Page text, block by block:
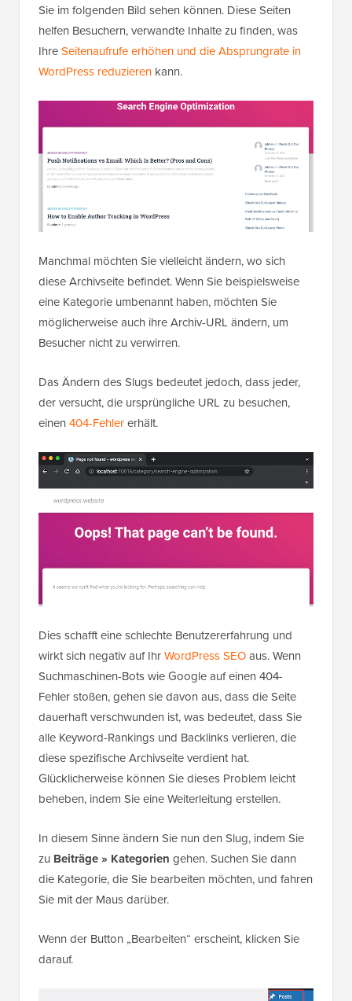
Sie im folgenden Bild sehen können. Diese Seiten
helfen Besuchern, verwandte Inhalte zu finden, was
IhreSeitenaufrufe erhöhen und die Absprungrate in
WordPress reduzieren kann.
Manchmal möchten Sie vielleicht ändern, wo sich
diese Archivseite befindet. Wenn Sie beispielsweise
eine Kategorie umbenannt haben, möchten Sie
möglicherweise auch ihre Archiv-URL ändern, um
Besucher nicht zu verwirren.
Das Ändern des Slugs bedeutet jedoch, dass jeder,
der versucht, die ursprüngliche URL zu besuchen,
einen 404-Fehlererhält.
Dies schafft eine schlechte Benutzererfahrung und
wirkt sich negativ auf IhrWordPress SEOaus. Wenn
Suchmaschinen-Bots wie Google auf einen 404-
Fehler stoßen, gehen sie davon aus, dass die Seite
dauerhaft verschwunden ist, was bedeutet, dass Sie
alle Keyword-Rankings und Backlinks verlieren, die
diese spezifische Archivseite verdient hat.
Glücklicherweise können Sie dieses Problem leicht
beheben, indem Sie eine Weiterleitung erstellen.
In diesem Sinne ändern Sie nun den Slug, indem Sie
zu Beiträge » Kategorien gehen. Suchen Sie dann
die Kategorie, die Sie bearbeiten möchten, und fahren
Sie mit der Maus darüber.
Wenn der Button „Bearbeiten“ erscheint, klicken Sie
darauf.